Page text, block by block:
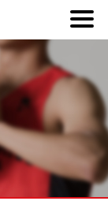
ABOUT
TEAM
SCHEDULE